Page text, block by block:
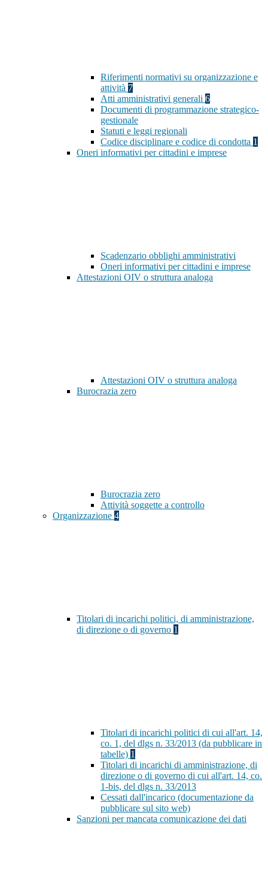
Riferimenti normativi su organizzazione e
attività 7
Atti amministrativi generali 6
Documenti di programmazione strategico-
gestionale
Statuti e leggi regionali
Codice disciplinare e codice di condotta 1
Oneri informativi per cittadini e imprese
Scadenzario obblighi amministrativi
Oneri informativi per cittadini e imprese
Attestazioni OIV o struttura analoga
Attestazioni OIV o struttura analoga
Burocrazia zero
Burocrazia zero
Attività soggette a controllo
Organizzazione 4
Titolari di incarichi politici, di amministrazione,
di direzione o di governo 1
Titolari di incarichi politici di cui all'art. 14,
co. 1, del dlgs n. 33/2013 (da pubblicare in
tabelle) 1
Titolari di incarichi di amministrazione, di
direzione o di governo di cui all'art. 14, co.
1-bis, del dlgs n. 33/2013
Cessati dall'incarico (documentazione da
pubblicare sul sito web)
Sanzioni per mancata comunicazione dei dati